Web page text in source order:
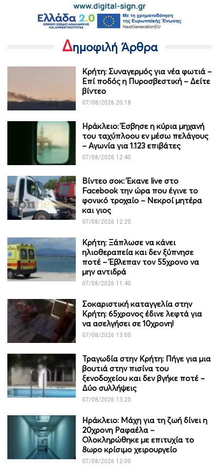
Δημοφιλή Άρθρα
Κρήτη: Συναγερμός για νέα φωτιά –
Επί ποδός η Πυροσβεστική – Δείτε
βίντεο
07/08/2026 20:18
Ηράκλειο: Έσβησε η κύρια μηχανή
του ταχύπλοου εν μέσω πελάγους
– Αγωνία για 1.123 επιβάτες
07/08/2026 12:40
Βίντεο σοκ: Έκανε live στο
Facebook την ώρα που έγινε το
φονικό τροχαίο – Νεκροί μητέρα
και γιος
07/08/2026 12:20
Κρήτη: Ξάπλωσε να κάνει
ηλιοθεραπεία και δεν ξύπνησε
ποτέ – Έβλεπαν τον 55χρονο να
μην αντιδρά
07/08/2026 11:40
Σοκαριστική καταγγελία στην
Κρήτη: 65χρονος έδινε λεφτά για
να ασελγήσει σε 10χρονη!
07/08/2026 13:00
Τραγωδία στην Κρήτη: Πήγε για μια
βουτιά στην πισίνα του
ξενοδοχείου και δεν βγήκε ποτέ –
Δύο συλλήψεις
07/08/2026 13:20
Ηράκλειο: Μάχη για τη ζωή δίνει η
20χρονη Ραφαέλα –
Ολοκληρώθηκε με επιτυχία το
8ωρο κρίσιμο χειρουργείο
07/08/2026 12:00